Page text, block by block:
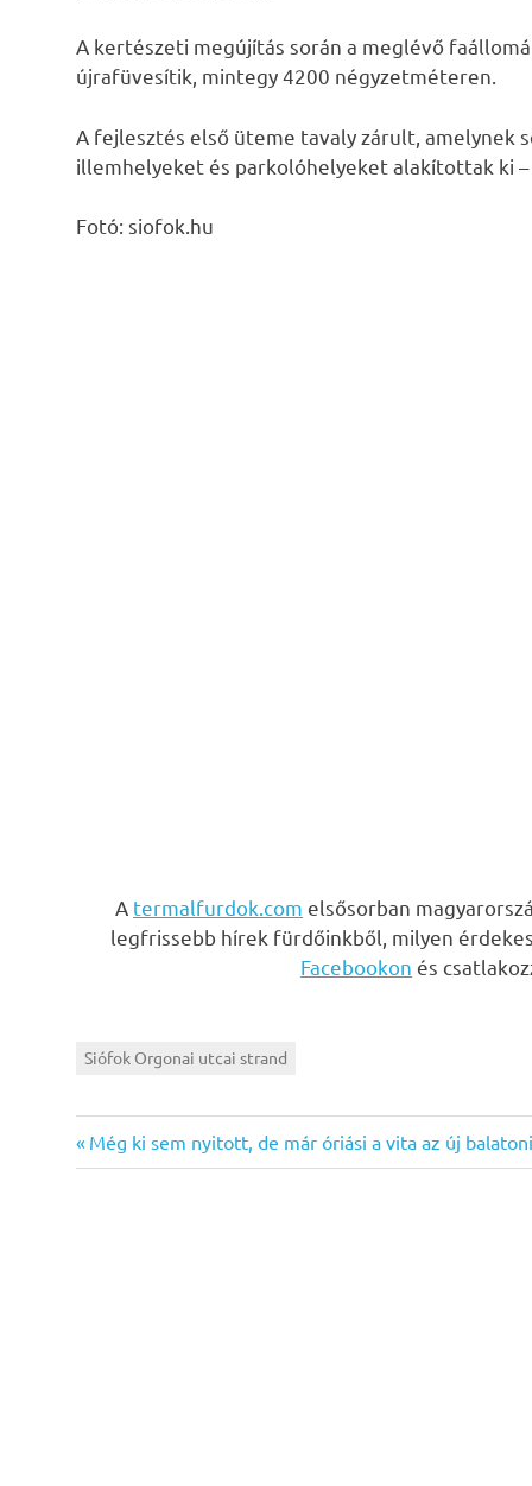
A kertészeti megújítás során a meglévő
újrafüvesítik, mintegy 4200 négyzetméteren.
A fejlesztés első üteme tavaly zárult, amelynek
illemhelyeket és parkolóhelyeket alakítottak ki –
Fotó: siofok.hu
A termalfurdok.com elsősorban
legfrissebb hírek fürdőinkből, milyen
Facebookon és
Siófok Orgonai utcai strand
Bejegyzés
Previous
Post:
Még ki sem nyitott, de már óriási a vita az új